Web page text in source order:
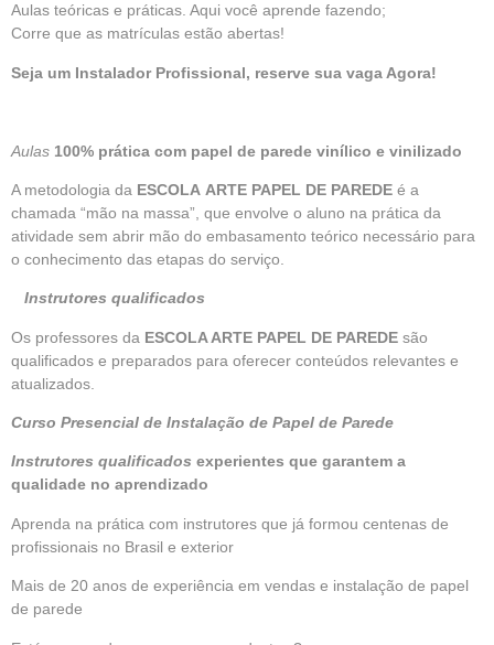
Aulas teóricas e práticas. Aqui você aprende fazendo;
Corre que as matrículas estão abertas!
Seja um Instalador Profissional, reserve sua vaga Agora!
Aulas 100% prática com papel de parede vinílico e vinilizado
A metodologia da ESCOLA ARTE PAPEL DE PAREDE é a
chamada “mão na massa”, que envolve o aluno na prática da
atividade sem abrir mão do embasamento teórico necessário para
o conhecimento das etapas do serviço.
Instrutores qualificados
Os professores da ESCOLA ARTE PAPEL DE PAREDE são
qualificados e preparados para oferecer conteúdos relevantes e
atualizados.
Curso Presencial de Instalação de Papel de Parede
Instrutores qualificados experientes que garantem a
qualidade no aprendizado
Aprenda na prática com instrutores que já formou centenas de
profissionais no Brasil e exterior
Mais de 20 anos de experiência em vendas e instalação de papel
de parede